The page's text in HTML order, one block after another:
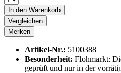
In den Warenkorb
Vergleichen
Merken
Artikel-Nr.: 5100388
Besonderheit: Flohmarkt:
geprüft und nur in der